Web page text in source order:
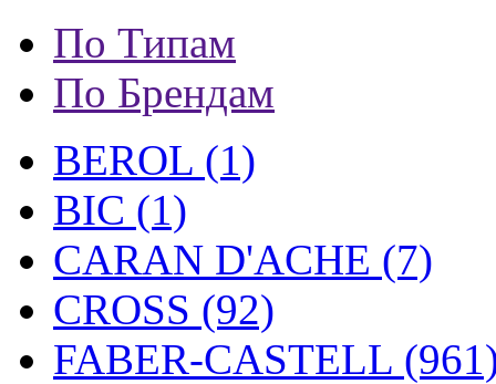
По Типам
По Брендам
BEROL (1)
BIC (1)
CARAN D'ACHE (7)
CROSS (92)
FABER-CASTELL